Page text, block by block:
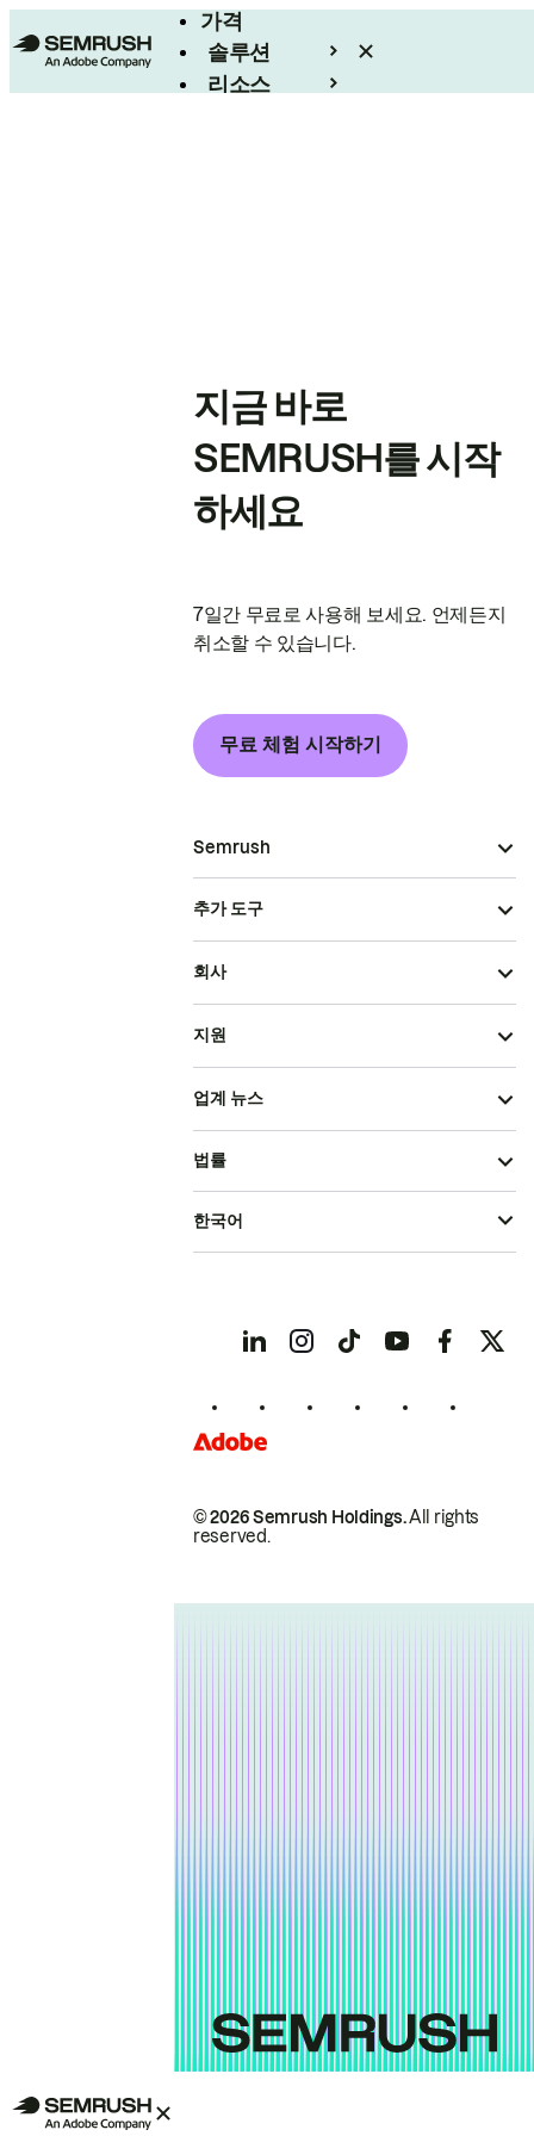
가격
솔루션
리소스
지금 바로
SEMRUSH를 시작
하세요
7일간 무료로 사용해 보세요. 언제든지
취소할 수 있습니다.
무료 체험 시작하기
Semrush
추가 도구
회사
지원
업계 뉴스
© 2026 Semrush Holdings.All rights
reserved.
법률
한국어